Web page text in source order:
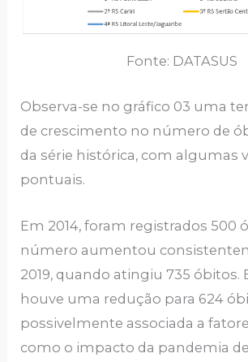
Fonte: DATASUS
Observa-se no gráfico 03 uma
de crescimento no número de
da série histórica, com algumas
pontuais.
Em 2014, foram registrados 500
número aumentou
2019, quando atingiu 735 óbitos.
houve uma redução para 624
possivelmente associada a
como o impacto da pandemia de